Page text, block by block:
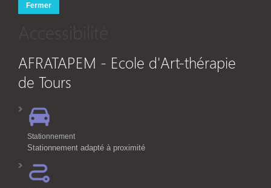
Fermer
Accessibilité
AFRATAPEM - Ecole d'Art-thérapie
de Tours
Stationnement
Stationnement adapté à proximité